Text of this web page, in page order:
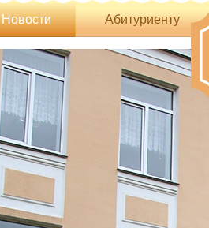
Новости Абитуриенту